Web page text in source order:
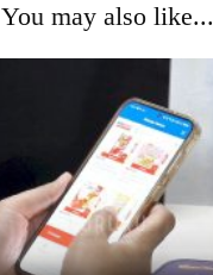
You may also like...